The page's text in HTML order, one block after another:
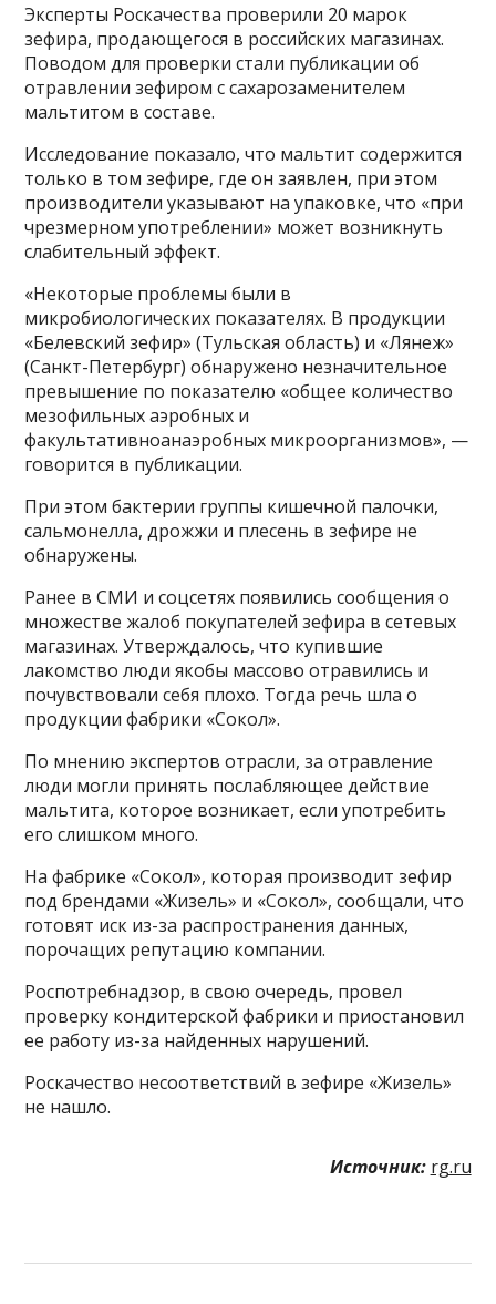
Эксперты Роскачества проверили 20 марок
зефира, продающегося в российских магазинах.
Поводом для проверки стали публикации об
отравлении зефиром с сахарозаменителем
мальтитом в составе.
Исследование показало, что мальтит содержится
только в том зефире, где он заявлен, при этом
производители указывают на упаковке, что «при
чрезмерном употреблении» может возникнуть
слабительный эффект.
«Некоторые проблемы были в
микробиологических показателях. В продукции
«Белевский зефир» (Тульская область) и «Лянеж»
(Санкт-Петербург) обнаружено незначительное
превышение по показателю «общее количество
мезофильных аэробных и
факультативноанаэробных микроорганизмов», —
говорится в публикации.
При этом бактерии группы кишечной палочки,
сальмонелла, дрожжи и плесень в зефире не
обнаружены.
Ранее в СМИ и соцсетях появились сообщения о
множестве жалоб покупателей зефира в сетевых
магазинах. Утверждалось, что купившие
лакомство люди якобы массово отравились и
почувствовали себя плохо. Тогда речь шла о
продукции фабрики «Сокол».
По мнению экспертов отрасли, за отравление
люди могли принять послабляющее действие
мальтита, которое возникает, если употребить
его слишком много.
На фабрике «Сокол», которая производит зефир
под брендами «Жизель» и «Сокол», сообщали, что
готовят иск из-за распространения данных,
порочащих репутацию компании.
Роспотребнадзор, в свою очередь, провел
проверку кондитерской фабрики и приостановил
ее работу из-за найденных нарушений.
Роскачество несоответствий в зефире «Жизель»
не нашло.
Источник: rg.ru